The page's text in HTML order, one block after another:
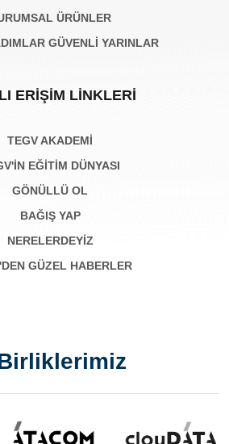
ÜRÜNLER
GÜVENLI YARINLAR
ERIŞIM LINKLERI
TEGV AKADEMI
EĞİTİM DÜNYASI
GÖNÜLLÜ OL
BAĞIŞ YAP
NERELERDEYİZ
GÜZEL HABERLER